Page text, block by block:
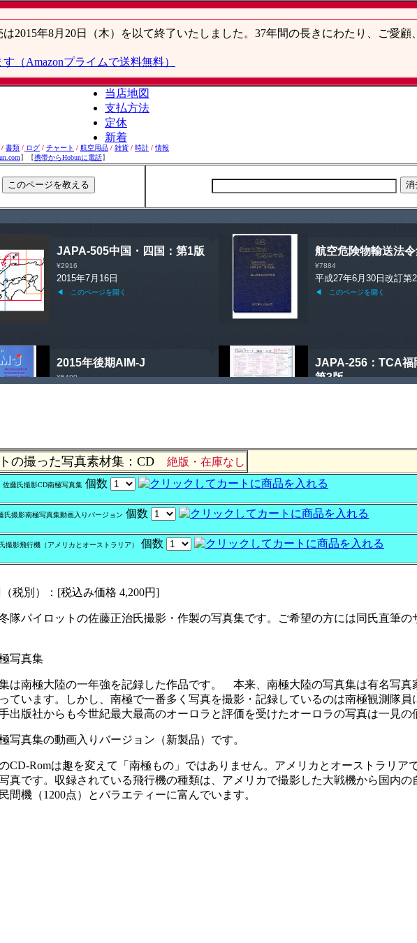
/ 書類 / ログ / チャート / 航空用品 / 雑貨 / 時計 / 情報
】【携帯からHobunに電話】
の撮った写真素材集：CD 絶版・在庫なし
佐藤氏撮影CD南極写真集 個数
氏撮影南極写真集動画入りバージョン 個数
撮影飛行機（アメリカとオーストラリア） 個数
（税別）：[税込み価格 4,200円]
隊パイロットの佐藤正治氏撮影・作製の写真集です。ご希望の方には同氏直筆の
写真集
は南極大陸の一年強を記録した作品です。 本来、南極大陸の写真集は有名写真
ています。しかし、南極で一番多く写真を撮影・記録しているのは南極観測隊員
出版社からも今世紀最大最高のオーロラと評価を受けたオーロラの写真は一見の
写真集の動画入りバージョン（新製品）です。
のCD-Romは趣を変えて「南極もの」ではありません。アメリカとオーストラリア
真です。収録されている飛行機の種類は、アメリカで撮影した大戦機から国内の
間機（1200点）とバラエティーに富んでいます。